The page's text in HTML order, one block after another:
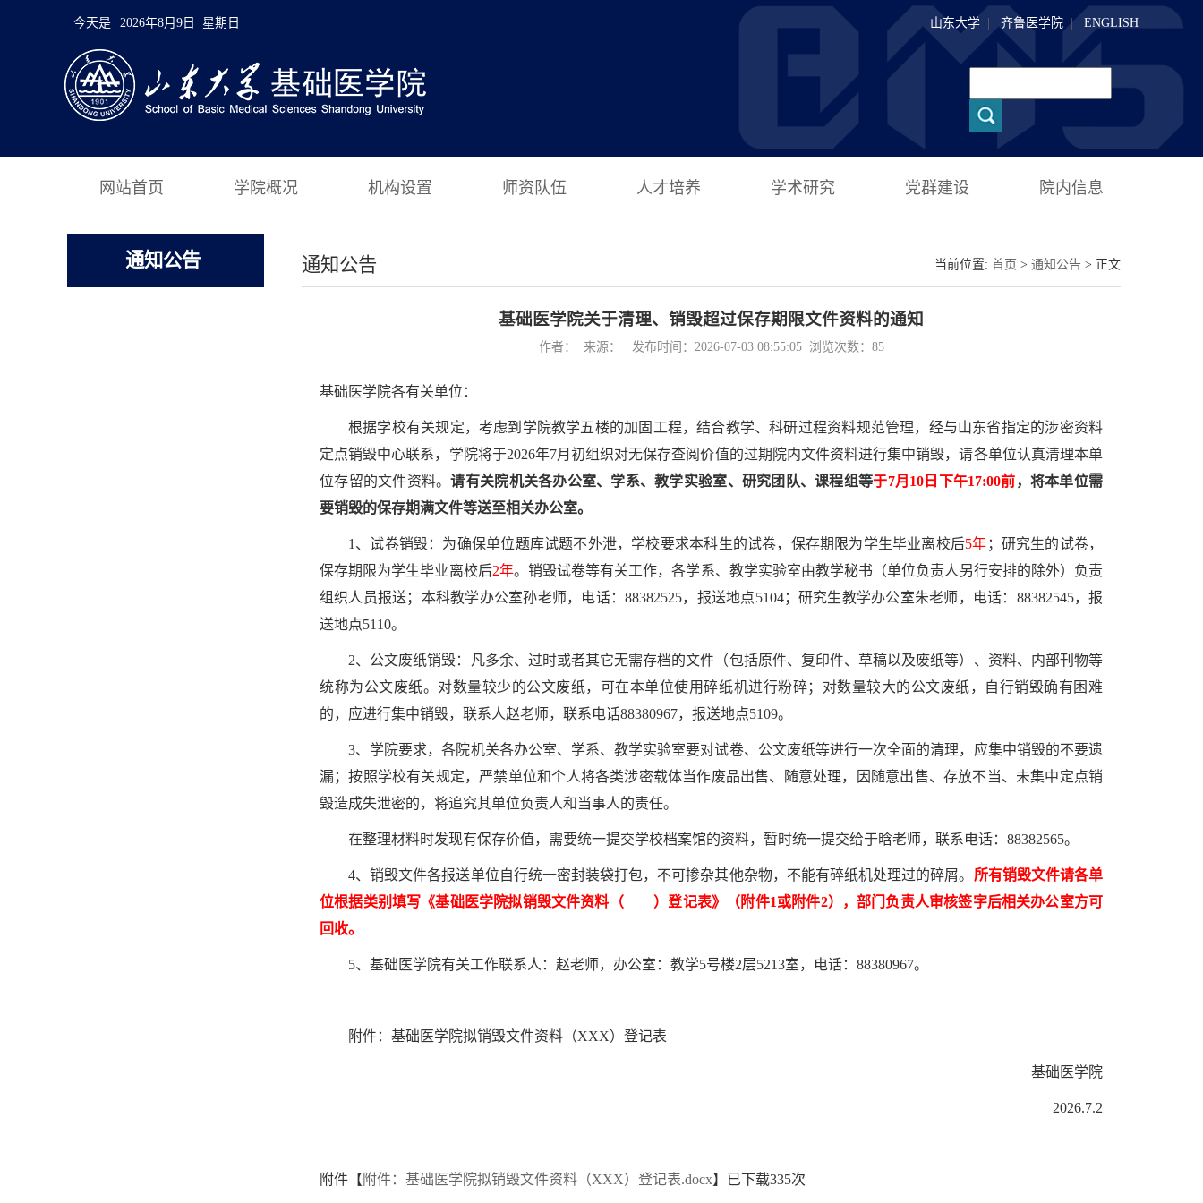
今天是 2026年8月9日 星期日 山东大学 齐鲁医学院 | ENGLISH
网站首页 学院概况 机构设置 师资队伍 人才培养 学术研究 党群建设 院内信息
通知公告 通知公告 当前位置: 首页 > 通知公告 > 正文
基础医学院关于清理、销毁超过保存期限文件资料的通知
作者： 来源： 发布时间：2026-07-03 08:55:05 浏览次数： 85
基础医学院各有关单位：
根据学校有关规定，考虑到学院教学五楼的加固工程，结合教学、科研过程资料规范管理，经与山东省指定的涉密资料
定点销毁中心联系，学院将于2026年7月初组织对无保存查阅价值的过期院内文件资料进行集中销毁，请各单位认真清理本单
位存留的文件资料。请有关院机关各办公室、学系、教学实验室、研究团队、课程组等于7月10日下午17:00前，将本单位需
要销毁的保存期满文件等送至相关办公室。
1、试卷销毁：为确保单位题库试题不外泄，学校要求本科生的试卷，保存期限为学生毕业离校后5年 ；研究生的试卷，
保存期限为学生毕业离校后2年。销毁试卷等有关工作，各学系、教学实验室由教学秘书（单位负责人另行安排的除外）负责
组织人员报送；本科教学办公室孙老师，电话：88382525，报送地点5104；研究生教学办公室朱老师，电话：88382545，报
送地点5110。
2、公文废纸销毁：凡多余、过时或者其它无需存档的文件（包括原件、复印件、草稿以及废纸等）、资料、内部刊物等
统称为公文废纸。对数量较少的公文废纸，可在本单位使用碎纸机进行粉碎；对数量较大的公文废纸，自行销毁确有困难
的，应进行集中销毁，联系人赵老师，联系电话88380967，报送地点5109。
3、学院要求，各院机关各办公室、学系、教学实验室要对试卷、公文废纸等进行一次全面的清理，应集中销毁的不要遗
漏；按照学校有关规定，严禁单位和个人将各类涉密载体当作废品出售、随意处理，因随意出售、存放不当、未集中定点销
毁造成失泄密的，将追究其单位负责人和当事人的责任。
在整理材料时发现有保存价值，需要统一提交学校档案馆的资料，暂时统一提交给于晗老师，联系电话：88382565。
4、销毁文件各报送单位自行统一密封装袋打包，不可掺杂其他杂物，不能有碎纸机处理过的碎屑。 所有销毁文件请各单
位根据类别填写《基础医学院拟销毁文件资料（ ）登记表》（附件1或附件2），部门负责人审核签字后相关办公室方可
回收。
5、基础医学院有关工作联系人：赵老师，办公室：教学5号楼2层5213室，电话：88380967。
附件：基础医学院拟销毁文件资料（XXX）登记表
基础医学院
2026.7.2
附件【 附件：基础医学院拟销毁文件资料（XXX）登记表.docx】已下载335次